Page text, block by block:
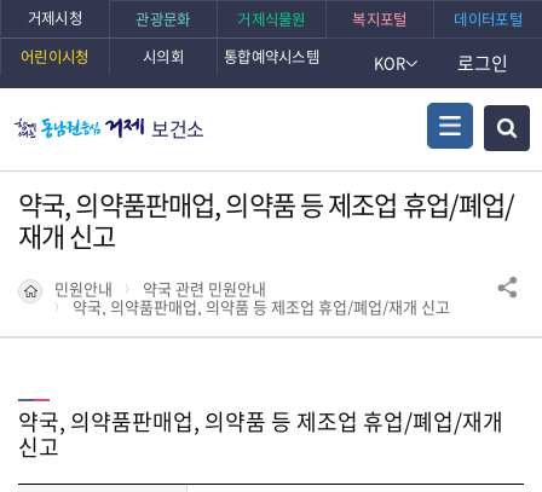
거제시청 관광문화 거제식물원 복지포털
데이터포털
어린이시청
시의회 통합예약시스템 KOR 로그인
보건소
약국, 의약품판매업, 의약품 등 제조업 휴업/폐업/
재개 신고
민원안내 약국 관련 민원안내
약국, 의약품판매업, 의약품 등 제조업 휴업/폐업/재개 신고
약국, 의약품판매업, 의약품 등 제조업 휴업/폐업/재개
신고